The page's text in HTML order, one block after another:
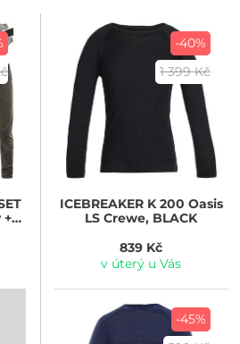
+
-40%
1 399 Kč
ICEBREAKERK 200 Oasis
LS Crewe, BLACK
839 Kč
v úterý u Vás
-45%